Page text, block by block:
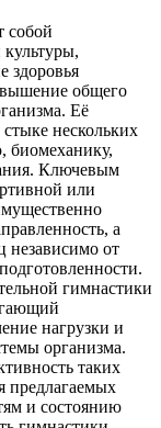
собой
здоровья
общего
Её
нескольких
биомеханику,
Ключевым
или
а
независимо от
гимнастики
нагрузки и
организма.
таких
предлагаемых
и состоянию